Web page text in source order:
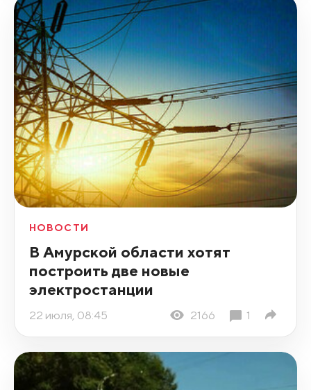
НОВОСТИ
В Амурской области хотят
построить две новые
электростанции
22 июля, 08:45 2166 1